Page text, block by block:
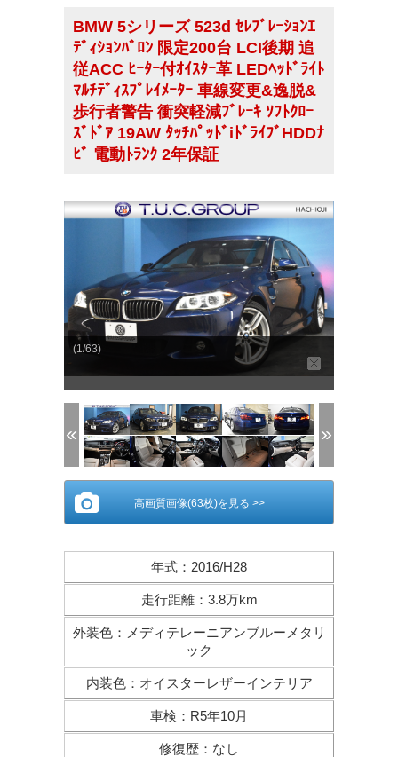
BMW 5シリーズ 523d ｾﾚﾌﾞﾚｰｼｮﾝｴ
ﾃﾞｨｼｮﾝﾊﾞﾛﾝ 限定200台 LCI後期 追
従ACC ﾋｰﾀｰ付ｵｲｽﾀｰ革 LEDﾍｯﾄﾞﾗｲﾄ
ﾏﾙﾁﾃﾞｨｽﾌﾟﾚｲﾒｰﾀｰ 車線変更&逸脱&
歩行者警告 衝突軽減ﾌﾞﾚｰｷ ｿﾌﾄｸﾛｰ
ｽﾞﾄﾞｱ 19AW ﾀｯﾁﾊﾟｯﾄﾞiﾄﾞﾗｲﾌﾞHDDﾅ
ﾋﾞ 電動ﾄﾗﾝｸ 2年保証
(1/63)
高画質画像(63枚)を見る >>
年式 ： 2016/H28
走行距離： 3.8万km
外装色： メディテレーニアンブルーメタリ
ック
内装色： オイスターレザーインテリア
車検 ： R5年10月
修復歴 ： なし